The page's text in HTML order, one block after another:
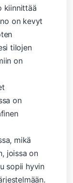
kiinnittää
on kevyt
tilojen
on
on
mikä
joissa on
sopii hyvin